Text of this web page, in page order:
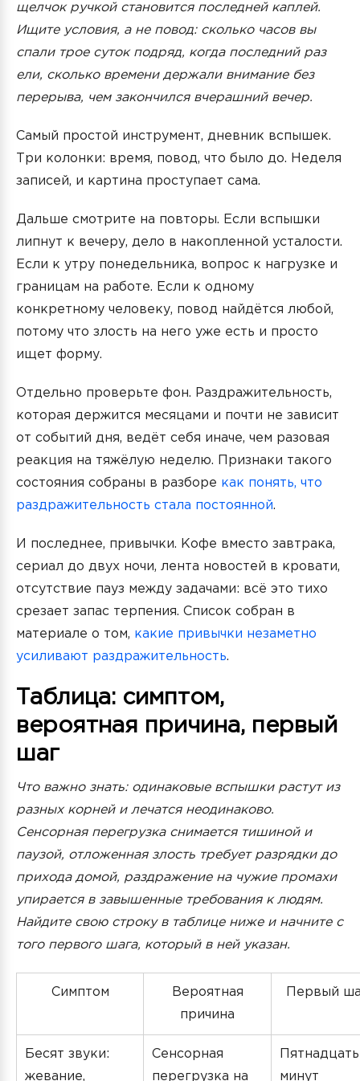
щелчок ручкой становится последней каплей.
Ищите условия, а не повод: сколько часов вы
спали трое суток подряд, когда последний раз
ели, сколько времени держали внимание без
перерыва, чем закончился вчерашний вечер.
Самый простой инструмент, дневник вспышек.
Три колонки: время, повод, что было до. Неделя
записей, и картина проступает сама.
Дальше смотрите на повторы. Если вспышки
липнут к вечеру, дело в накопленной усталости.
Если к утру понедельника, вопрос к нагрузке и
границам на работе. Если к одному
конкретному человеку, повод найдётся любой,
потому что злость на него уже есть и просто
ищет форму.
Отдельно проверьте фон. Раздражительность,
которая держится месяцами и почти не зависит
от событий дня, ведёт себя иначе, чем разовая
реакция на тяжёлую неделю. Признаки такого
состояния собраны в разборе как понять, что
раздражительность стала постоянной.
И последнее, привычки. Кофе вместо завтрака,
сериал до двух ночи, лента новостей в кровати,
отсутствие пауз между задачами: всё это тихо
срезает запас терпения. Список собран в
материале о том, какие привычки незаметно
усиливают раздражительность.
Таблица: симптом,
вероятная причина, первый
шаг
Что важно знать: одинаковые вспышки растут из
разных корней и лечатся неодинаково.
Сенсорная перегрузка снимается тишиной и
паузой, отложенная злость требует разрядки до
прихода домой, раздражение на чужие промахи
упирается в завышенные требования к людям.
Найдите свою строку в таблице ниже и начните с
того первого шага, который в ней указан.
Симптом
Вероятная
причина
Первый
Бесят звуки:
жевание,
Сенсорная
перегрузка на
Пятнадцать
минут